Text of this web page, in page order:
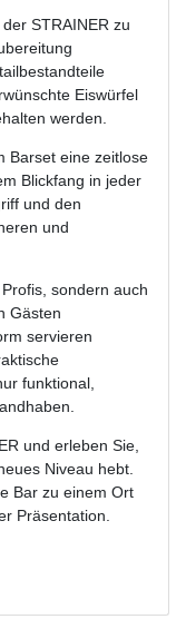
STRAINER zu
Eiswürfel
werden.
Barset eine zeitlose
Blickfang in jeder
und den
und
sondern auch
Gästen
servieren
funktional,
und erleben Sie,
Niveau hebt.
Bar zu einem Ort
Präsentation.